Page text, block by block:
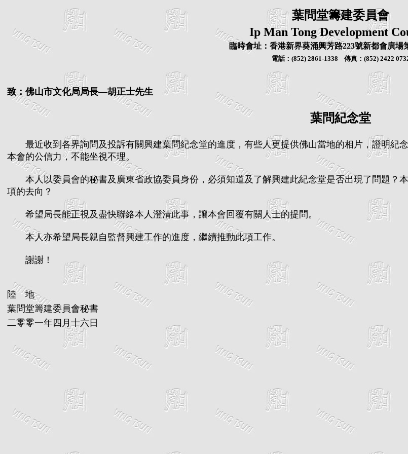
葉問堂籌建委員會
Ip Man Tong Development
臨時會址：香港新界葵涌興芳路223號新都會廣場
電話： (852) 2861-1338 傳真： (852) 2422
致：佛山市文化局局長—胡正士先生
葉問紀念堂
最近收到各界詢問及投訴有關興建葉問紀念堂的進度，有些人更提供佛山當地的相片，證明紀
本會的公信力，不能坐視不理。
本人以委員會的秘書及廣東省政協委員身份，必須知道及了解興建此紀念堂是否出現了問題？
項的去向？
希望局長能正視及盡快聯絡本人澄清此事，讓本會回覆有關人士的提問。
本人亦希望局長親自監督興建工作的進度，繼續推動此項工作。
謝謝！
陸 地
葉問堂籌建委員會秘書
二零零一年四月十六日